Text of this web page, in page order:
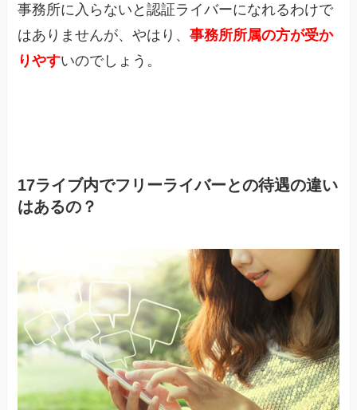
事務所に入らないと認証ライバーになれるわけで
はありませんが、やはり、事務所所属の方が受か
りやすいのでしょう。
17ライブ内でフリーライバーとの待遇の違い
はあるの？